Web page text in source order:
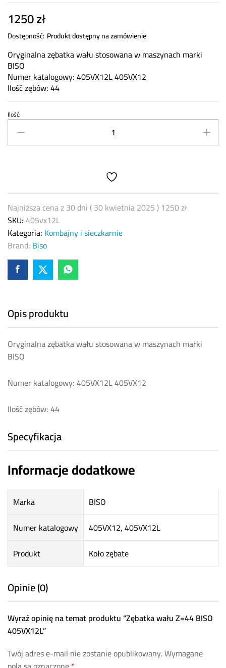
1250zł
Dostępność: Produkt dostępny na zamówienie
Oryginalna zębatka wału stosowana w maszynach marki
BISO
Numer katalogowy: 405VX12L 405VX12
Ilość zębów: 44
Zębatka
wału
Z=44
Ilość:
Najniższa cena z 30 dni (30 kwietnia 2025) 1250zł
SKU:405vx12L
Kategoria: Kombajny i sieczkarnie
Brand: Biso
Opis produktu
Oryginalna zębatka wału stosowana w maszynach marki
BISO
Numer katalogowy: 405VX12L 405VX12
Ilość zębów: 44
Specyfikacja
Informacje dodatkowe
Marka
BISO
Numer katalogowy
405VX12, 405VX12L
Produkt
Koło zębate
Opinie (0)
Wyraź opinię na temat produktu “Zębatka wału Z=44 BISO
405VX12L”
Twój adres e-mail nie zostanie opublikowany.Wymagane